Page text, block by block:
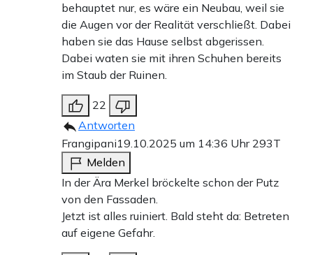
behauptet nur, es wäre ein Neubau, weil sie
die Augen vor der Realität verschließt. Dabei
haben sie das Hause selbst abgerissen.
Dabei waten sie mit ihren Schuhen bereits
im Staub der Ruinen.
22
Antworten
Frangipani19.10.2025 um 14:36 Uhr 293T
Melden
In der Ära Merkel bröckelte schon der Putz
von den Fassaden.
Jetzt ist alles ruiniert. Bald steht da: Betreten
auf eigene Gefahr.